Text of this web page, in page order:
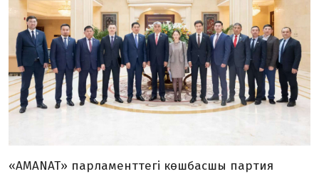
«AMANAT» парламенттегі көшбасшы партия